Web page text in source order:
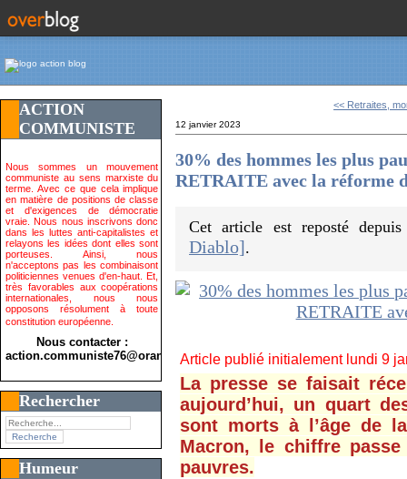
ACTION
COMMUNISTE
Nous sommes un mouvement
communiste au sens marxiste du
terme. Avec ce que cela implique
en matière de positions de classe
et d'exigences de démocratie
vraie. Nous nous inscrivons donc
dans les luttes anti-capitalistes et
relayons les idées dont elles sont
porteuses. Ainsi, nous
n'acceptons pas les combinaisont
politiciennes venues d'en-haut. Et,
très favorables aux coopérations
internationales, nous nous
opposons résolument à toute
constitution européenne.
Nous contacter :
action.communiste76@orange.fr>
Rechercher
Humeur
<< Retraites,
12 janvier 2023
30% des hommes les plus
RETRAITE avec la réforme
Cet article est reposté
Diablo].
Article publié initialement lundi 9
La presse se faisait
aujourd’hui, un quart
sont morts à l’âge de
Macron, le chiffre
pauvres.